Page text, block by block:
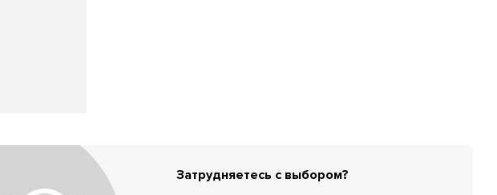
Затрудняетесь с выбором?